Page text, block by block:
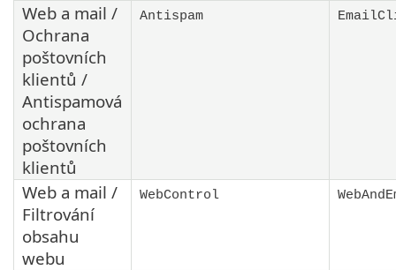
Web a mail /
Ochrana
poštovních
klientů /
Antispamová
ochrana
poštovních
klientů
Antispam
Web a mail /
Filtrování
obsahu
webu
WebControl